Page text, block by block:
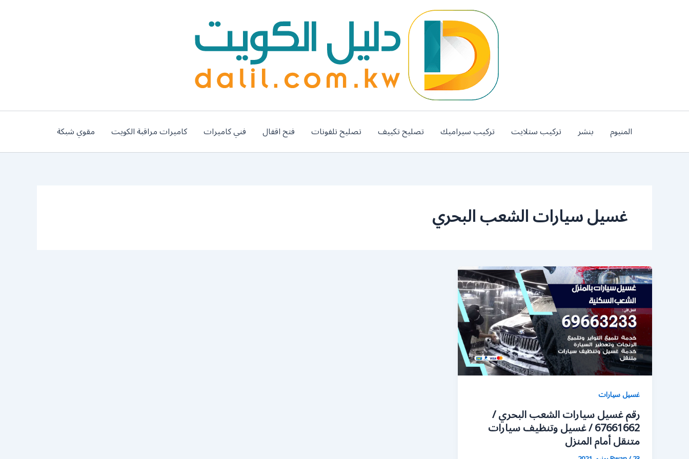
المنيوم بنشر تركيب ستلايت تركيب سيراميك تصليح تكييف تصليح تلفونات فتح اقفال فني كاميرات كاميرات مراقبة الكويت مقوي شبكة
غسيل سيارات الشعب البحري
غسيل سيارات
رقم غسيل سيارات الشعب البحري /
67661662 / غسيل وتنظيف سيارات
متنقل أمام المنزل